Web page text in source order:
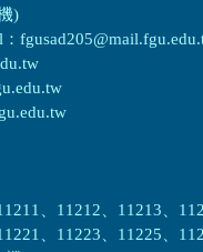
)
、11212、11213、
、11223、11225、